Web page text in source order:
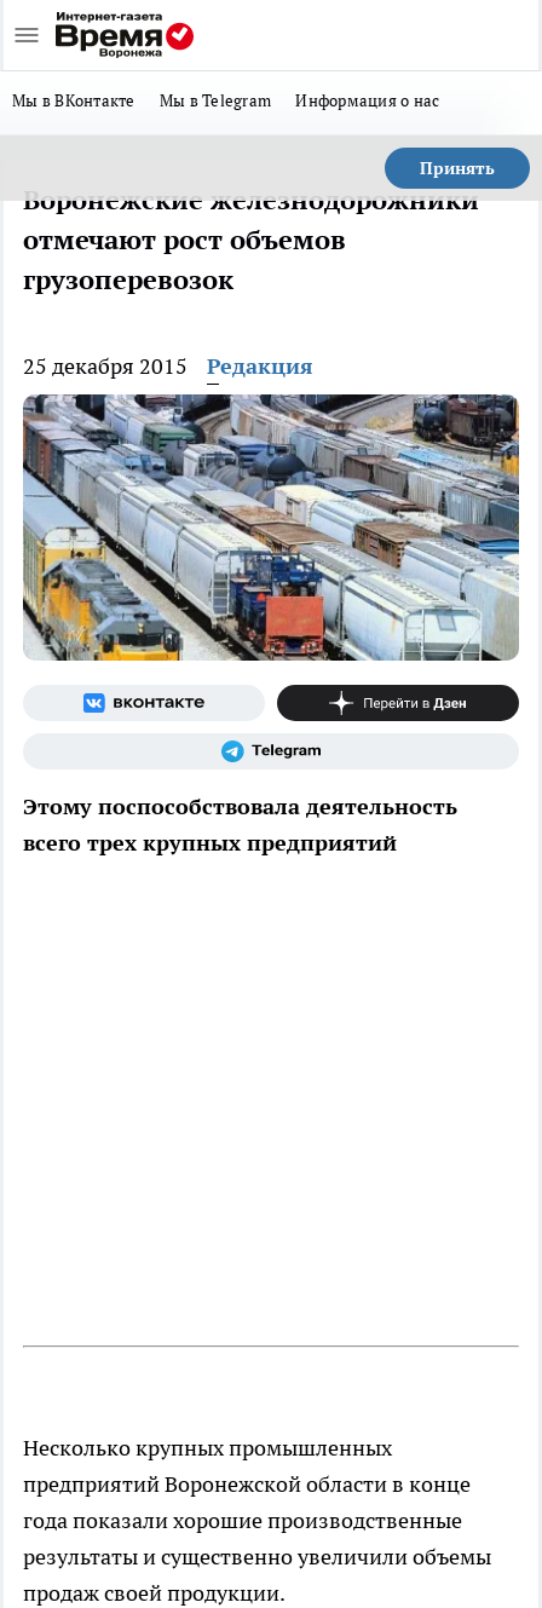
Мы в ВКонтакте Мы в Telegram Информация о нас
Принять
Воронежские железнодорожники
отмечают рост объемов
грузоперевозок
25 декабря 2015 Редакция
Этому поспособствовала деятельность
всего трех крупных предприятий
Несколько крупных промышленных
предприятий Воронежской области в конце
года показали хорошие производственные
результаты и существенно увеличили объемы
продаж своей продукции.